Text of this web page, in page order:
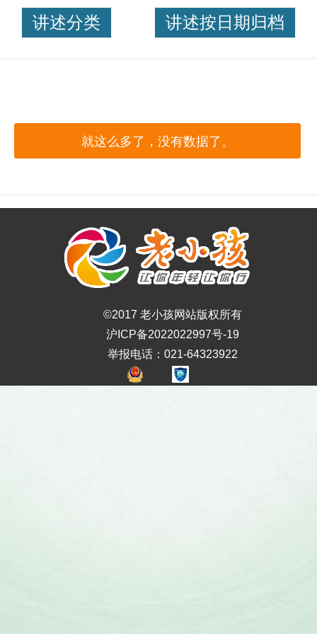
讲述分类 讲述按日期归档
就这么多了，没有数据了。
©2017 老小孩网站版权所有
沪ICP备2022022997号-19
举报电话：021-64323922